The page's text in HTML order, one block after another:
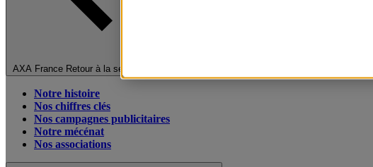
AXA France Retour à la section précédente
Notre histoire
Nos chiffres clés
Nos campagnes publicitaires
Notre mécénat
Nos associations